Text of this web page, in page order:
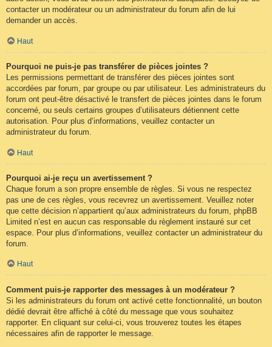
contacter un modérateur ou un administrateur du forum afin de lui
demander un accès.
Haut
Pourquoi ne puis-je pas transférer de pièces jointes ?
Les permissions permettant de transférer des pièces jointes sont
accordées par forum, par groupe ou par utilisateur. Les administrateurs du
forum ont peut-être désactivé le transfert de pièces jointes dans le forum
concerné, ou seuls certains groupes d’utilisateurs détiennent cette
autorisation. Pour plus d’informations, veuillez contacter un
administrateur du forum.
Haut
Pourquoi ai-je reçu un avertissement ?
Chaque forum a son propre ensemble de règles. Si vous ne respectez
pas une de ces règles, vous recevrez un avertissement. Veuillez noter
que cette décision n’appartient qu’aux administrateurs du forum, phpBB
Limited n’est en aucun cas responsable du règlement instauré sur cet
espace. Pour plus d’informations, veuillez contacter un administrateur du
forum.
Haut
Comment puis-je rapporter des messages à un modérateur ?
Si les administrateurs du forum ont activé cette fonctionnalité, un bouton
dédié devrait être affiché à côté du message que vous souhaitez
rapporter. En cliquant sur celui-ci, vous trouverez toutes les étapes
nécessaires afin de rapporter le message.